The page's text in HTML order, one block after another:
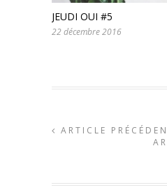
JEUDI OUI #5
22 décembre 2016
ARTICLE